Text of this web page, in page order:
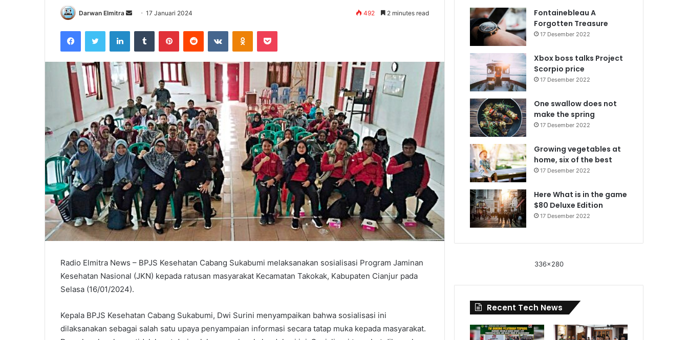
Darwan Elmitra
Send
email
17 Januari 2024 492 2 minutes read
FacebookTwitter LinkedInTumblr PinterestReddit VKontakteOdnoklassniki
Pocket
Radio Elmitra News – BPJS Kesehatan Cabang Sukabumi melaksanakan sosialisasi Program Jaminan
Kesehatan Nasional (JKN) kepada ratusan masyarakat Kecamatan Takokak, Kabupaten Cianjur pada
Selasa (16/01/2024).
Kepala BPJS Kesehatan Cabang Sukabumi, Dwi Surini menyampaikan bahwa sosialisasi ini
dilaksanakan sebagai salah satu upaya penyampaian informasi secara tatap muka kepada masyarakat.
Fontainebleau A
Forgotten Treasure
17 Desember 2022
Xbox boss talks Project
Scorpio price
17 Desember 2022
One swallow does not
make the spring
17 Desember 2022
Growing vegetables at
home, six of the best
17 Desember 2022
Here What is in the game
$80 Deluxe Edition
17 Desember 2022
336x280
Recent Tech News